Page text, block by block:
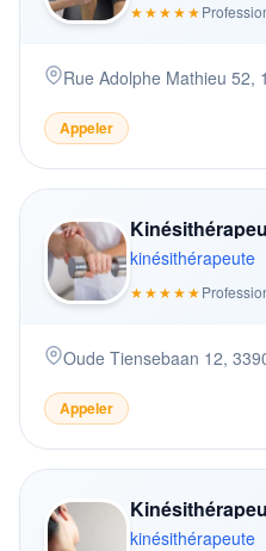
★★★★★
Rue Adolphe Mathieu 52,
Appeler
kinésithérapeute
★★★★★
Oude Tiensebaan 12,
Appeler
kinésithérapeute